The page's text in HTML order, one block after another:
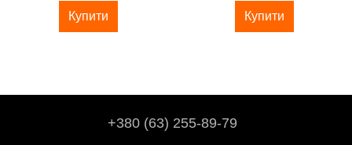
Купити Купити
+380 (63) 255-89-79